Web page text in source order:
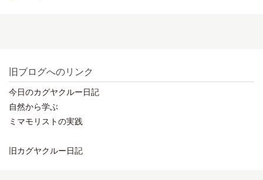
旧ブログへのリンク
今日のカグヤクルー日記
自然から学ぶ
ミマモリストの実践
旧カグヤクルー日記